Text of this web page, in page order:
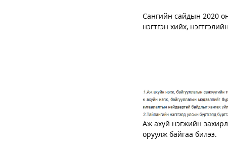
Сангийн сайдын 2020
нэгтгэн хийх,
Аж ахуй нэгжийн
оруулж байгаа билээ.